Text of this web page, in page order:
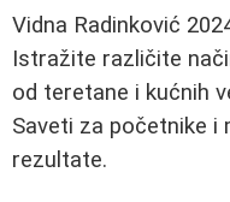
Vidna Radinković
Istražite različite
od teretane i kućnih
Saveti za početnike i
rezultate.